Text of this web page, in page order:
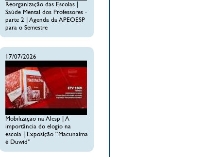
Reorganização das Escolas |
Saúde Mental dos Professores -
parte 2 | Agenda da APEOESP
para o Semestre
17/07/2026
Mobilização na Alesp | A
importância do elogio na
escola | Exposição “Macunaíma
é Duwid”